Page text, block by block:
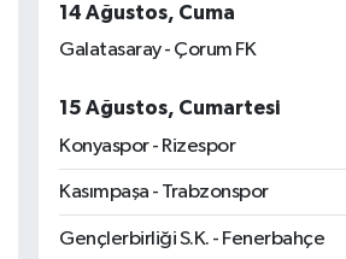
14 Ağustos, Cuma
Galatasaray - Çorum FK
15 Ağustos, Cumartesi
Konyaspor - Rizespor
Kasımpaşa - Trabzonspor
Gençlerbirliği S.K. - Fenerbahçe